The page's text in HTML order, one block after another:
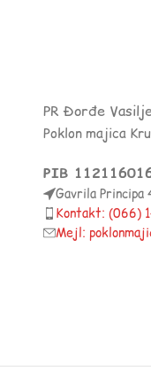
PR Đorđe
Poklon majica
PIB
Gavrila Principa
Kontakt: (066)
Mejl: